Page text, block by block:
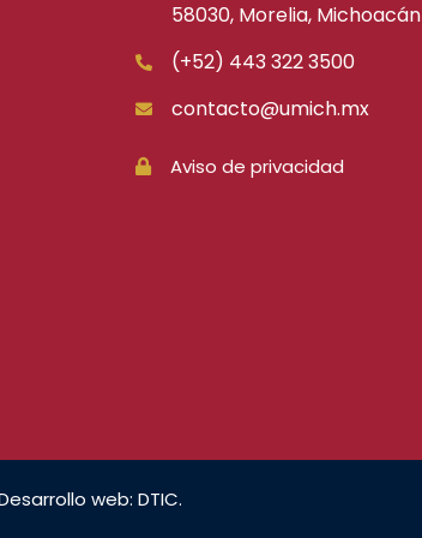
58030, Morelia, Michoacán
(+52) 443 322 3500
contacto@umich.mx
Aviso de privacidad
web: DTIC.